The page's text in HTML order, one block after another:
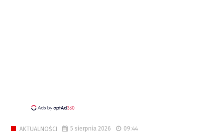
AKTUALNOŚCI 5 sierpnia 2026 09:44